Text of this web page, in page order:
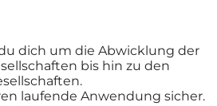
dich um die Abwicklung der
bis hin zu den
laufende Anwendung sicher.